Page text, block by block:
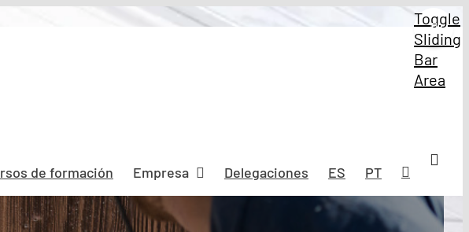
de formación Empresa Delegaciones ES PT
Toggle
Sliding
Bar
Area